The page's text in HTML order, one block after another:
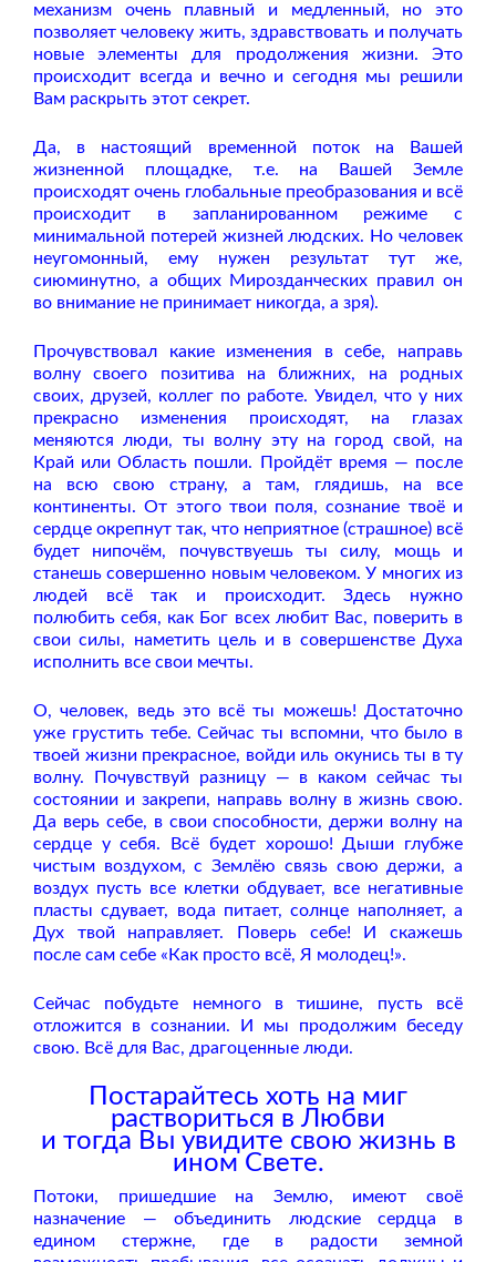
механизм очень плавный и медленный, но это
позволяет человеку жить, здравствовать и получать
новые элементы для продолжения жизни. Это
происходит всегда и вечно и сегодня мы решили
Вам раскрыть этот секрет.
Да, в настоящий временной поток на Вашей
жизненной площадке, т.е. на Вашей Земле
происходят очень глобальные преобразования и всё
происходит в запланированном режиме с
минимальной потерей жизней людских. Но человек
неугомонный, ему нужен результат тут же,
сиюминутно, а общих Мирозданческих правил он
во внимание не принимает никогда, а зря).
Прочувствовал какие изменения в себе, направь
волну своего позитива на ближних, на родных
своих, друзей, коллег по работе. Увидел, что у них
прекрасно изменения происходят, на глазах
меняются люди, ты волну эту на город свой, на
Край или Область пошли. Пройдёт время — после
на всю свою страну, а там, глядишь, на все
континенты. От этого твои поля, сознание твоё и
сердце окрепнут так, что неприятное (страшное) всё
будет нипочём, почувствуешь ты силу, мощь и
станешь совершенно новым человеком. У многих из
людей всё так и происходит. Здесь нужно
полюбить себя, как Бог всех любит Вас, поверить в
свои силы, наметить цель и в совершенстве Духа
исполнить все свои мечты.
О, человек, ведь это всё ты можешь! Достаточно
уже грустить тебе. Сейчас ты вспомни, что было в
твоей жизни прекрасное, войди иль окунись ты в ту
волну. Почувствуй разницу — в каком сейчас ты
состоянии и закрепи, направь волну в жизнь свою.
Да верь себе, в свои способности, держи волну на
сердце у себя. Всё будет хорошо! Дыши глубже
чистым воздухом, с Землёю связь свою держи, а
воздух пусть все клетки обдувает, все негативные
пласты сдувает, вода питает, солнце наполняет, а
Дух твой направляет. Поверь себе! И скажешь
после сам себе «Как просто всё, Я молодец!».
Сейчас побудьте немного в тишине, пусть всё
отложится в сознании. И мы продолжим беседу
свою. Всё для Вас, драгоценные люди.
Постарайтесь хоть на миг
раствориться в Любви
и тогда Вы увидите свою жизнь в
ином Свете.
Потоки, пришедшие на Землю, имеют своё
назначение — объединить людские сердца в
едином стержне, где в радости земной